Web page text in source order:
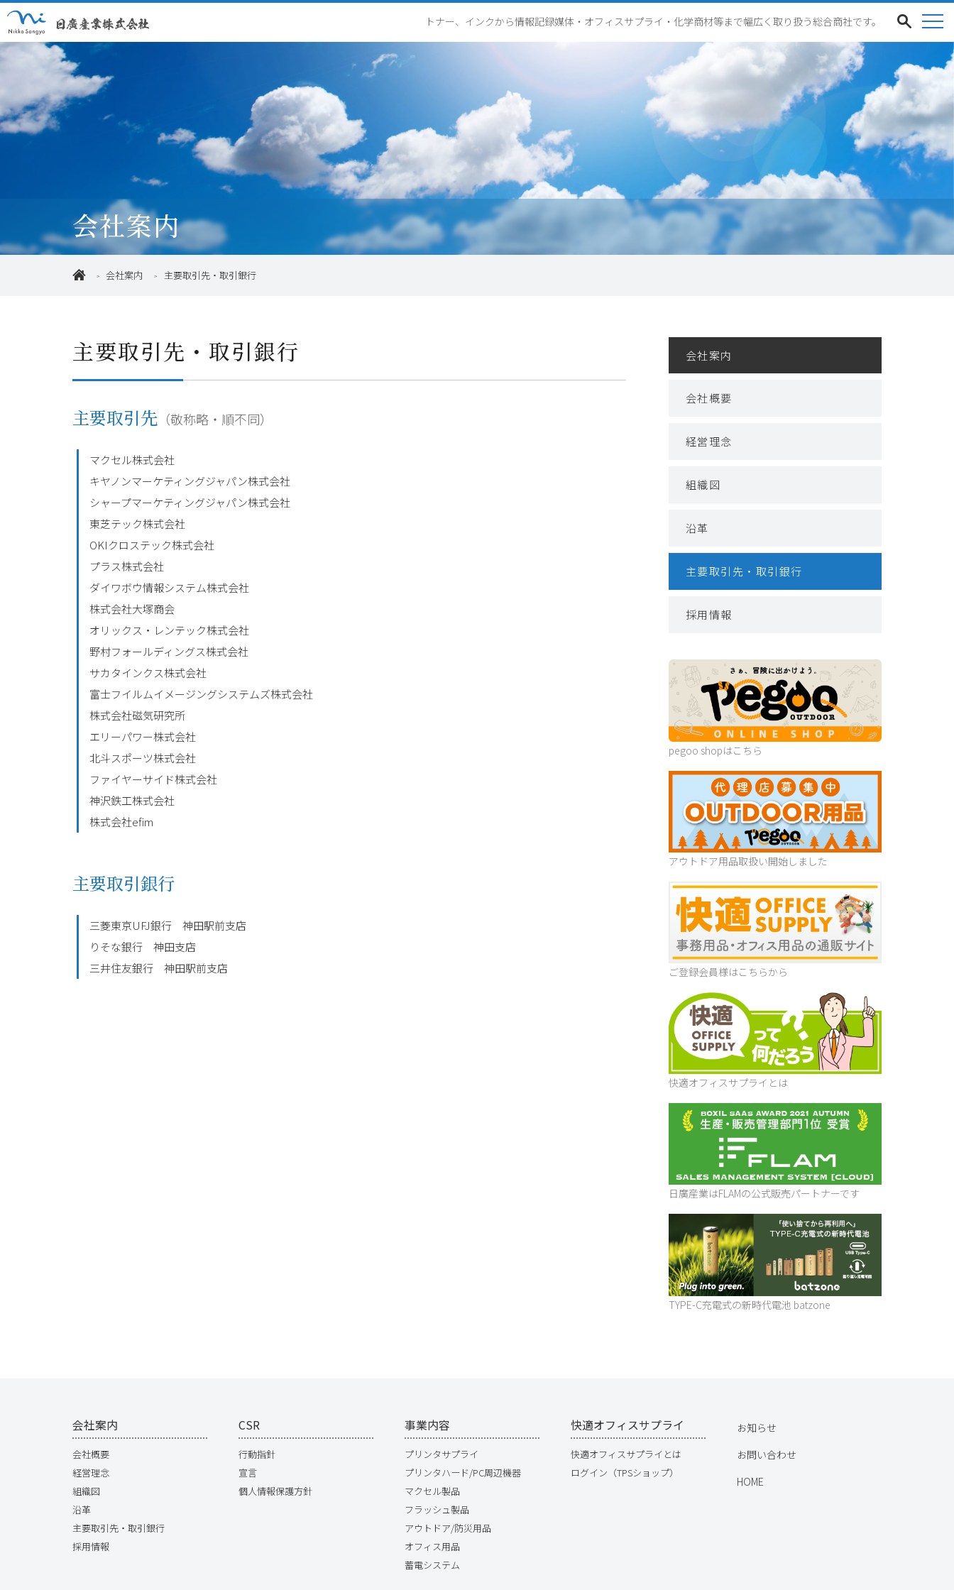
トナー、インクから情報記録媒体・オフィスサプライ・化学商材等まで幅広く取り扱う総合商社です。
会社案内
会社案内 主要取引先・取引銀行
主要取引先・取引銀行
主要取引先 （敬称略・順不同）
マクセル株式会社
キヤノンマーケティングジャパン株式会社
シャープマーケティングジャパン株式会社
東芝テック株式会社
OKIクロステック株式会社
プラス株式会社
ダイワボウ情報システム株式会社
株式会社大塚商会
オリックス・レンテック株式会社
野村フォールディングス株式会社
サカタインクス株式会社
富士フイルムイメージングシステムズ株式会社
株式会社磁気研究所
エリーパワー株式会社
北斗スポーツ株式会社
ファイヤーサイド株式会社
神沢鉄工株式会社
株式会社efim
主要取引銀行
三菱東京UFJ銀行 神田駅前支店
りそな銀行 神田支店
三井住友銀行 神田駅前支店
会社案内
会社概要
経営理念
組織図
沿革
主要取引先・取引銀行
採用情報
pegoo shopはこちら
アウトドア用品取扱い開始しました
ご登録会員様はこちらから
快適オフィスサプライとは
日廣産業はFLAMの公式販売パートナーです
TYPE-C充電式の新時代電池 batzone
会社案内
会社概要
経営理念
組織図
沿革
主要取引先・取引銀行
採用情報
CSR
行動指針
宣言
個人情報保護方針
事業内容
プリンタサプライ
プリンタハード/PC周辺機器
マクセル製品
フラッシュ製品
アウトドア/防災用品
オフィス用品
蓄電システム
快適オフィスサプライ
快適オフィスサプライとは
ログイン（TPSショップ）
お知らせ
お問い合わせ
HOME